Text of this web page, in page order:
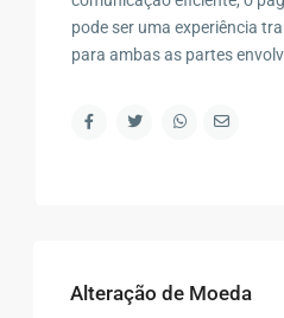
pode ser uma experiência
para ambas as partes
Alteração de Moeda